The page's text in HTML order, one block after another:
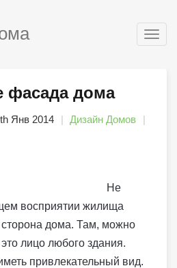
дома
Янв 2014
Дизайн Домов
Не
восприятии жилища
дома. Там, можно
лицо любого здания.
привлекательный вид.